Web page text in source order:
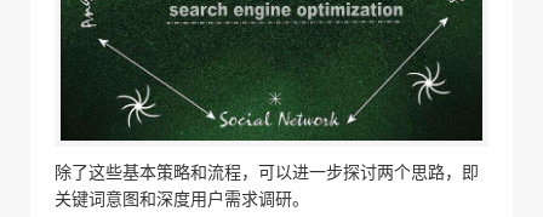
除了这些基本策略和流程，可以进一步探讨两个思路，即
关键词意图和深度用户需求调研。